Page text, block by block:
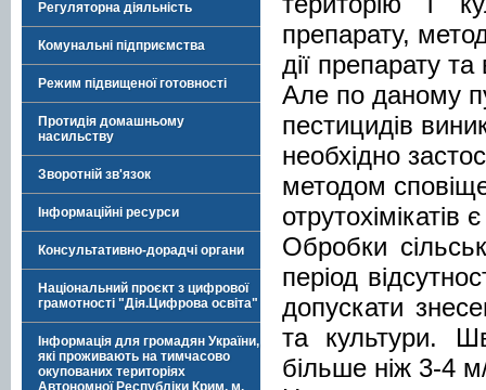
Регуляторна діяльність
Комунальні підприємства
Режим підвищеної готовності
Протидія домашньому
насильству
Зворотній зв'язок
Інформаційні ресурси
Консультативно-дорадчі органи
Національний проєкт з цифрової
грамотності "Дія.Цифрова освіта"
Інформація для громадян України,
які проживають на тимчасово
окупованих територіях
Автономної Республіки Крим, м.
препарату,
дії препарату
Але по даному
пестицидів
необхідно
методом
отрутохімікатів
Обробки
період
допускати
та культури.
більше ніж 3-4